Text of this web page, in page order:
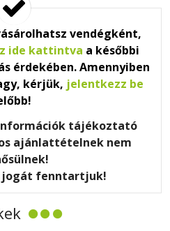
vendégként,
ide kattintva a későbbi
érdekében. Amennyiben
kérjük, jelentkezz be
tájékoztató
ajánlattételnek nem
jogát fenntartjuk!